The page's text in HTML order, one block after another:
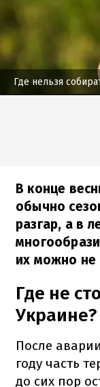
Где нельзя
В конце
обычно
разгар, а в
их можно не
Где не
Украине?
После
году часть
до сих пор